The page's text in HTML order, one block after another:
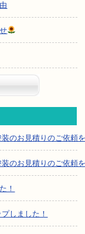
のお見積りのご依頼
のお見積りのご依頼
！
しました！